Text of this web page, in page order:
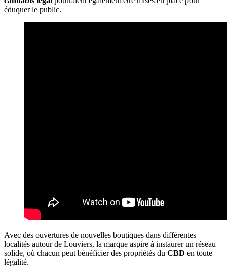
éduquer le public.
Avec des ouvertures de nouvelles boutiques dans différentes
localités autour de Louviers, la marque aspire à instaurer un réseau
solide, où chacun peut bénéficier des propriétés du CBD en toute
légalité.